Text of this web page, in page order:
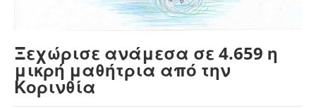
Ξεχώρισε ανάμεσα σε 4.659 η
μικρή μαθήτρια από την
Κορινθία